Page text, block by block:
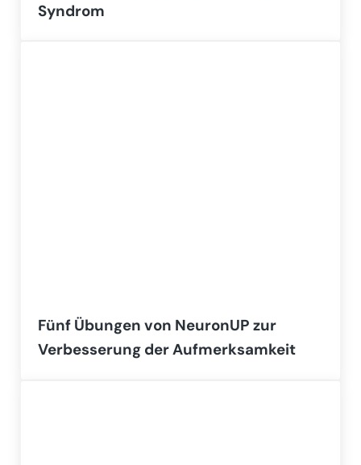
Syndrom
Fünf Übungen von NeuronUP zur
Verbesserung der Aufmerksamkeit